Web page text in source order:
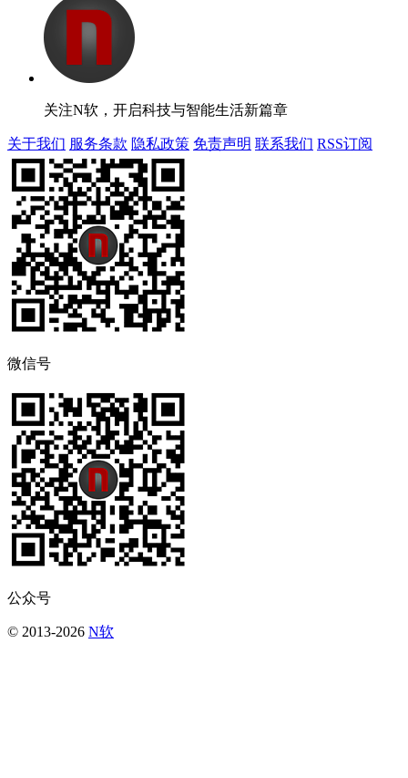
关注N软，开启科技与智能生活新篇章
关于我们 服务条款 隐私政策 免责声明 联系我们 RSS订阅
微信号
公众号
© 2013-2026 N软